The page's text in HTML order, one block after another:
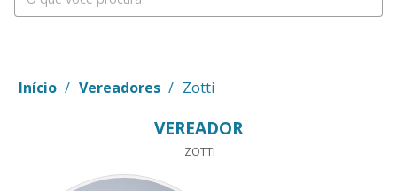
Início / Vereadores / Zotti
VEREADOR
ZOTTI